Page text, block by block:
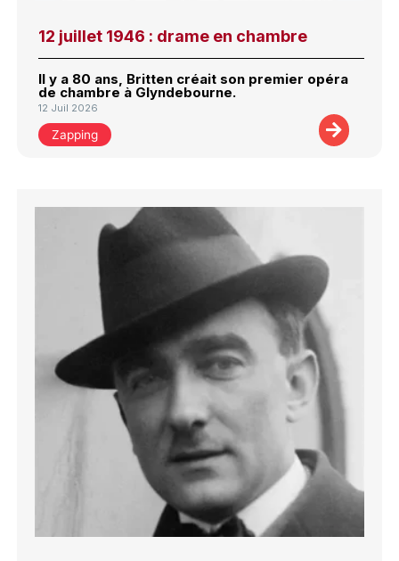
12 juillet 1946 : drame en chambre
Il y a 80 ans, Britten créait son premier opéra
de chambre à Glyndebourne.
12 Juil 2026
Zapping